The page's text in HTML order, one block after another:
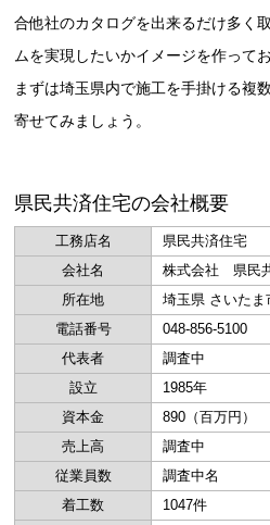
合他社のカタログを出来るだけ多く
ムを実現したいかイメージを作って
まずは埼玉県内で施工を手掛ける複
寄せてみましょう。
県民共済住宅の会社概要
工務店名
県民共済住宅
会社名
株式会社 県民
所在地
埼玉県 さいたま
電話番号
048-856-5100
代表者
調査中
設立
1985年
資本金
890（百万円）
売上高
調査中
従業員数
調査中名
着工数
1047件